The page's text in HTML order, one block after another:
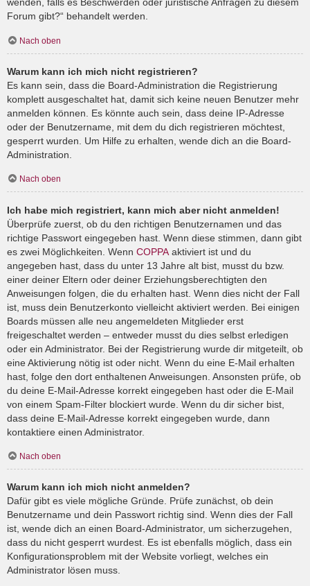
wenden, falls es Beschwerden oder juristische Anfragen zu diesem
Forum gibt?“ behandelt werden.
Nach oben
Warum kann ich mich nicht registrieren?
Es kann sein, dass die Board-Administration die Registrierung
komplett ausgeschaltet hat, damit sich keine neuen Benutzer mehr
anmelden können. Es könnte auch sein, dass deine IP-Adresse
oder der Benutzername, mit dem du dich registrieren möchtest,
gesperrt wurden. Um Hilfe zu erhalten, wende dich an die Board-
Administration.
Nach oben
Ich habe mich registriert, kann mich aber nicht anmelden!
Überprüfe zuerst, ob du den richtigen Benutzernamen und das
richtige Passwort eingegeben hast. Wenn diese stimmen, dann gibt
es zwei Möglichkeiten. Wenn COPPA aktiviert ist und du
angegeben hast, dass du unter 13 Jahre alt bist, musst du bzw.
einer deiner Eltern oder deiner Erziehungsberechtigten den
Anweisungen folgen, die du erhalten hast. Wenn dies nicht der Fall
ist, muss dein Benutzerkonto vielleicht aktiviert werden. Bei einigen
Boards müssen alle neu angemeldeten Mitglieder erst
freigeschaltet werden – entweder musst du dies selbst erledigen
oder ein Administrator. Bei der Registrierung wurde dir mitgeteilt, ob
eine Aktivierung nötig ist oder nicht. Wenn du eine E-Mail erhalten
hast, folge den dort enthaltenen Anweisungen. Ansonsten prüfe, ob
du deine E-Mail-Adresse korrekt eingegeben hast oder die E-Mail
von einem Spam-Filter blockiert wurde. Wenn du dir sicher bist,
dass deine E-Mail-Adresse korrekt eingegeben wurde, dann
kontaktiere einen Administrator.
Nach oben
Warum kann ich mich nicht anmelden?
Dafür gibt es viele mögliche Gründe. Prüfe zunächst, ob dein
Benutzername und dein Passwort richtig sind. Wenn dies der Fall
ist, wende dich an einen Board-Administrator, um sicherzugehen,
dass du nicht gesperrt wurdest. Es ist ebenfalls möglich, dass ein
Konfigurationsproblem mit der Website vorliegt, welches ein
Administrator lösen muss.